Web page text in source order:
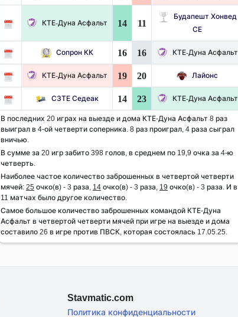
КТЕ-Дуна Асфальт 14 11
Будапешт Хонвед
СЕ
Сопрон КК 16 16 КТЕ-Дуна Асфальт
КТЕ-Дуна Асфальт 19 20 Лайонс
СЗТЕ Седеак 14 23 КТЕ-Дуна Асфальт
В последних 20 играх на выезде и дома КТЕ-Дуна Асфальт 8 раз
выиграл в 4-ой четверти соперника. 8 раз проиграл, 4 раза сыграл
вничью.
В сумме за 20 игр забито 398 голов, в среднем по 19,9 очка за 4-ю
четверть.
Наиболее частое количество заброшенных в четвертой четверти
мячей: 25 очко(в) - 3 раза, 14 очко(в) - 3 раза, 19 очко(в) - 3 раза. И в
11 матчах было другое количество.
Самое большое количество заброшенных командой КТЕ-Дуна
Асфальт в четвертой четверти мячей при игре на выезде и дома
составило 26 в игре против ПВСК, которая состоялась 17.05.25.
Stavmatic.com
Политика конфиденциальности